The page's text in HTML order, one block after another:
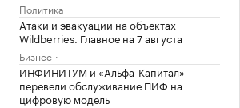
Политика
Атаки и эвакуации на объектах
Wildberries. Главное на 7 августа
Бизнес
ИНФИНИТУМ и «Альфа-Капитал»
перевели обслуживание ПИФ на
цифровую модель